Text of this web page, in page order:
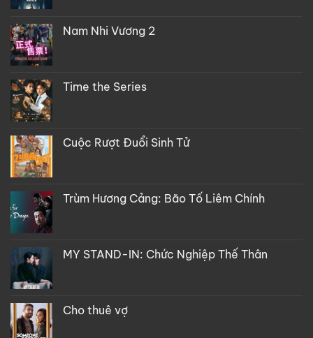
Nam Nhi Vương 2
Time the Series
Cuộc Rượt Đuổi Sinh Tử
Trùm Hương Cảng: Bão Tố Liêm Chính
MY STAND-IN: Chức Nghiệp Thế Thân
Cho thuê vợ